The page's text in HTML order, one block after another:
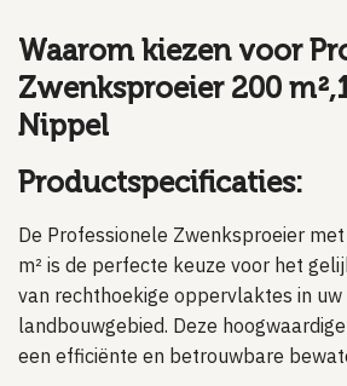
Waarom kiezen voor
Zwenksproeier 200
Nippel
Productspecificaties:
De Professionele Zwenksproeier
m² is de perfecte keuze voor het
van rechthoekige oppervlaktes in uw
landbouwgebied. Deze
een efficiënte en betrouwbare